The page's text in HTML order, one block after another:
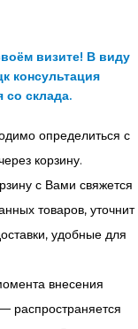
визите! В виду
консультация
со склада.
определиться с
корзину.
с Вами свяжется
товаров, уточнит
удобные для
внесения
распространяется